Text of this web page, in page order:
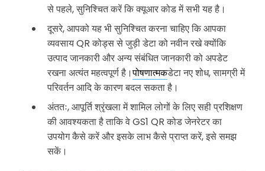
से पहले, सुनिश्चित करें कि क्यूआर कोड में सभी यह है।
दूसरे, आपको यह भी सुनिश्चित करना चाहिए कि आपका
व्यवसाय QR कोड्स से जुड़ी डेटा को नवीन रखे क्योंकि
उत्पाद जानकारी और अन्य संबंधित जानकारी को अपडेट
रखना अत्यंत महत्वपूर्ण है।पोषणात्मकडेटा नए शोध, सामग्री में
परिवर्तन आदि के कारण बदल सकता है।
अंततः, आपूर्ति श्रृंखला में शामिल लोगों के लिए सही प्रशिक्षण
की आवश्यकता है ताकि वे GS1 QR कोड जेनरेटर का
उपयोग कैसे करें और इसके लाभ कैसे प्राप्त करें, इसे समझ
सकें।